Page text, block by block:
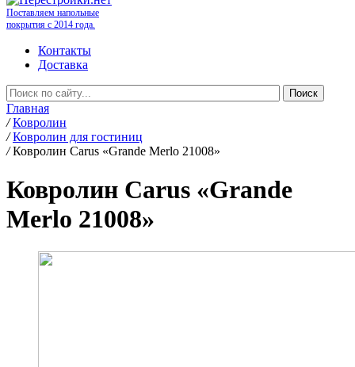
Поставляем напольные
покрытия с 2014 года.
Контакты
Доставка
Главная
/ Ковролин
/ Ковролин для гостиниц
/ Ковролин Carus «Grande Merlo 21008»
Ковролин Carus «Grande
Merlo 21008»